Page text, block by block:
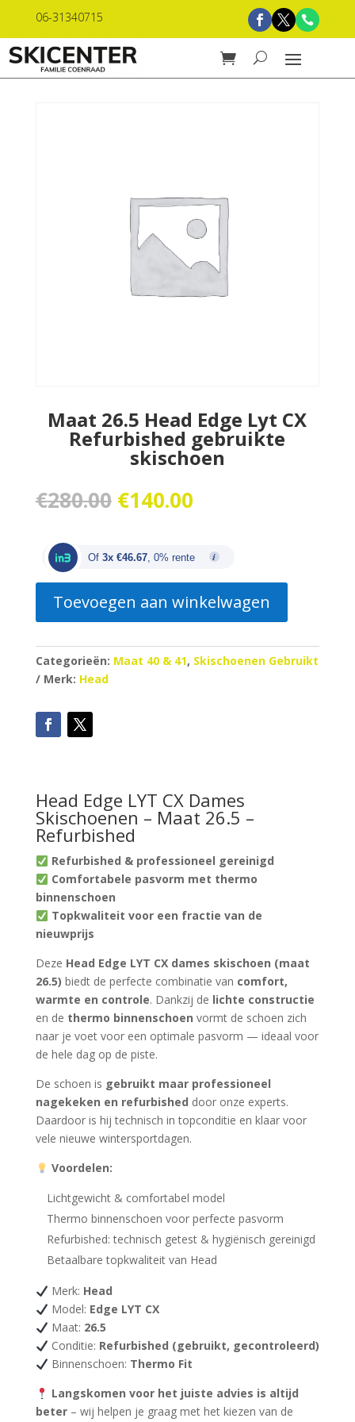
06-31340715
Maat 26.5 Head Edge Lyt CX
Refurbished gebruikte
skischoen
€280.00 Oorspronkelijke
prijs
€280.00.
€140.00Huidige
€140.00.
Of 3x €46.67, 0% rente
Toevoegen aan winkelwagen
Categorieën: Maat 40 & 41, Skischoenen Gebruikt
Merk: Head
Head Edge LYT CX Dames
Skischoenen – Maat 26.5 –
Refurbished
Refurbished & professioneel gereinigd
Comfortabele pasvorm met thermo
binnenschoen
Topkwaliteit voor een fractie van de
nieuwprijs
Deze Head Edge LYT CX dames skischoen (maat
26.5) biedt de perfecte combinatie van comfort,
warmte en controle. Dankzij de lichte constructie
en de thermo binnenschoen vormt de schoen zich
naar je voet voor een optimale pasvorm — ideaal voor
de hele dag op de piste.
De schoen is gebruikt maar professioneel
nagekeken en refurbished door onze experts.
Daardoor is hij technisch in topconditie en klaar voor
vele nieuwe wintersportdagen.
Voordelen:
Lichtgewicht & comfortabel model
Thermo binnenschoen voor perfecte pasvorm
Refurbished: technisch getest & hygiënisch gereinigd
Betaalbare topkwaliteit van Head
Merk: Head
Model: Edge LYT CX
Maat: 26.5
Conditie: Refurbished (gebruikt, gecontroleerd)
Binnenschoen: Thermo Fit
Langskomen voor het juiste advies is altijd
beter– wij helpen je graag met het kiezen van de